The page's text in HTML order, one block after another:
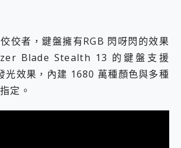
佼者，鍵盤擁有RGB 閃呀閃的效果
Blade Stealth 13 的鍵盤支援
光效果，內建 1680 萬種顏色與多種
定。